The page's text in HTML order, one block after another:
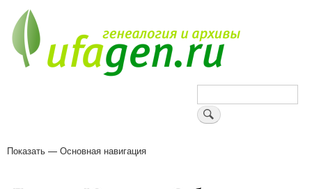
основному
содержанию
Поиск
Основная
Показать — Основная навигация